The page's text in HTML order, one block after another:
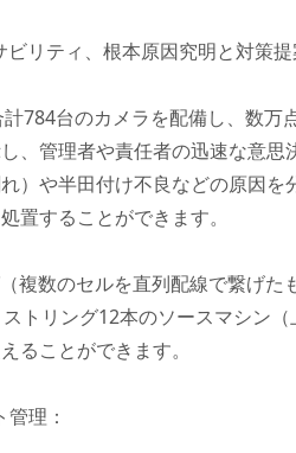
リティ、根本原因究明と対策提
784台のカメラを配備し、数
、管理者や責任者の迅速な意
）や半田付け不良などの原因
置することができます。
複数のセルを直列配線で繋げ
トリング12本のソースマシン
ることができます。
理：